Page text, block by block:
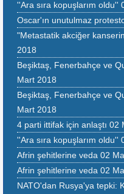
''Ara sıra kopuşlarım oldu''
Oscar'ın unutulmaz
"Metastatik akciğer
2018
Beşiktaş, Fenerbahçe ve
Mart 2018
Beşiktaş, Fenerbahçe ve
Mart 2018
4 parti ittifak için anlaştı 02
''Ara sıra kopuşlarım oldu''
Afrin şehitlerine veda 02
Afrin şehitlerine veda 02
NATO'dan Rusya'ya tepki: